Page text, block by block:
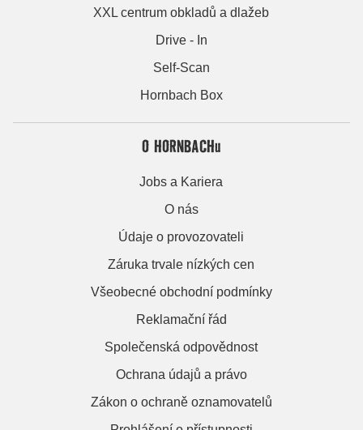
XXL centrum obkladů a dlažeb
Drive - In
Self-Scan
Hornbach Box
O HORNBACHu
Jobs a Kariera
O nás
Údaje o provozovateli
Záruka trvale nízkých cen
Všeobecné obchodní podmínky
Reklamační řád
Společenská odpovědnost
Ochrana údajů a právo
Zákon o ochraně oznamovatelů